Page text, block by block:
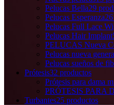
Pelucas Bella29
Pelucas Esperanza
Pelucas Full Lace
Pelucas Hair Implant
PELUCAS Nueva
Pelucas nueva
Pelucas sueños de
Prótesis32 productos
Prótesis para dama
PRÓTESIS PARA
Turbantes25 productos